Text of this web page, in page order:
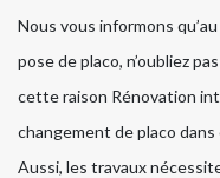
Nous vous informons
pose de placo, n’oubliez
cette raison Rénovation
changement de placo
Aussi, les travaux